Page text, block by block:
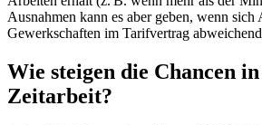
Ausnahmen kann es aber geben, wenn sich
Gewerkschaften im Tarifvertrag
Wie steigen die Chancen
Zeitarbeit?